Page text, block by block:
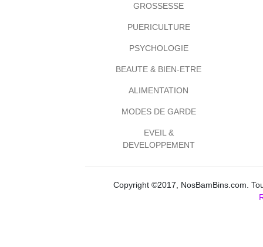
GROSSESSE
PUERICULTURE
PSYCHOLOGIE
BEAUTE & BIEN-ETRE
ALIMENTATION
MODES DE GARDE
EVEIL &
DEVELOPPEMENT
Copyright ©2017, NosBamBins.com.